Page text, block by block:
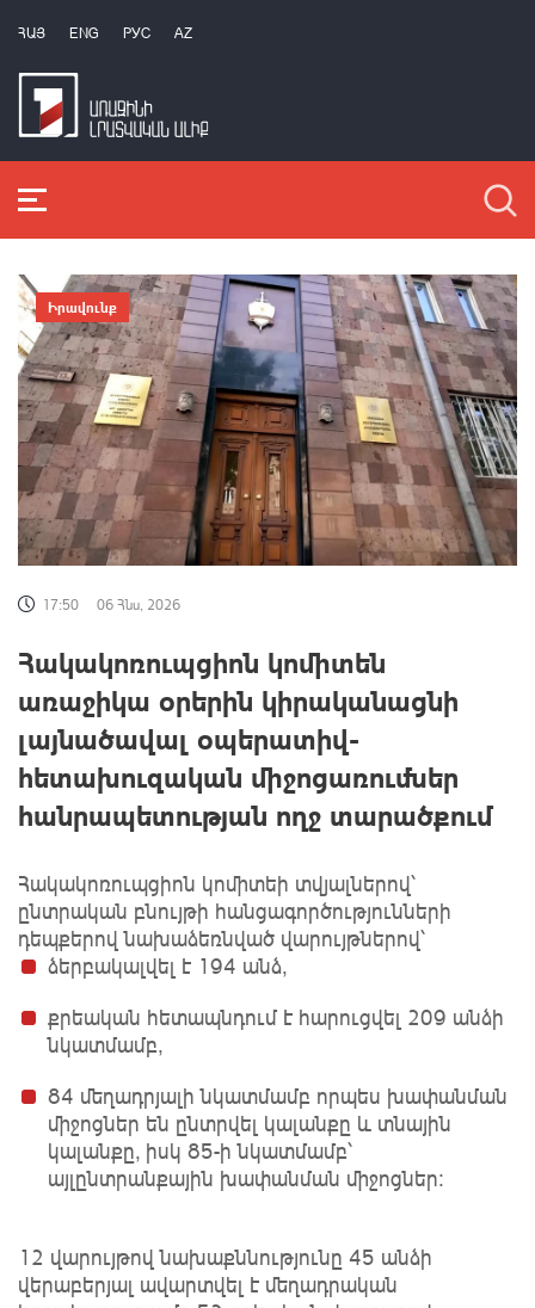
ՀԱՅ ENG РУС AZ
Իրավունք
17:50 06 Հնս, 2026
Հակակոռուպցիոն կոմիտեն
առաջիկա օրերին կիրականացնի
լայնածավալ օպերատիվ-
հետախուզական միջոցառումներ
հանրապետության ողջ տարածքում
Հակակոռուպցիոն կոմիտեի տվյալներով՝
ընտրական բնույթի հանցագործությունների
դեպքերով նախաձեռնված վարույթներով՝
ձերբակալվել է 194 անձ,
քրեական հետապնդում է հարուցվել 209 անձի
նկատմամբ,
84 մեղադրյալի նկատմամբ որպես խափանման
միջոցներ են ընտրվել կալանքը և տնային
կալանքը, իսկ 85-ի նկատմամբ՝
այլընտրանքային խափանման միջոցներ:
12 վարույթով նախաքննությունը 45 անձի
վերաբերյալ ավարտվել է մեղադրական